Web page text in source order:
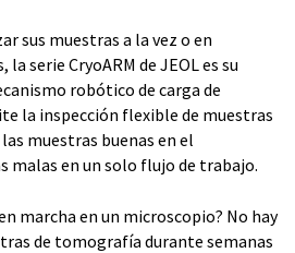
sus muestras a la vez o en
serie CryoARM de JEOL es su
robótico de carga de
la inspección flexible de muestras
muestras buenas en el
malas en un solo flujo de trabajo.
marcha en un microscopio? No hay
de tomografía durante semanas